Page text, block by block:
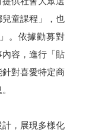
童課程」，也
。依據勸募對
容，進行「貼
對喜愛特定商
，展現多樣化